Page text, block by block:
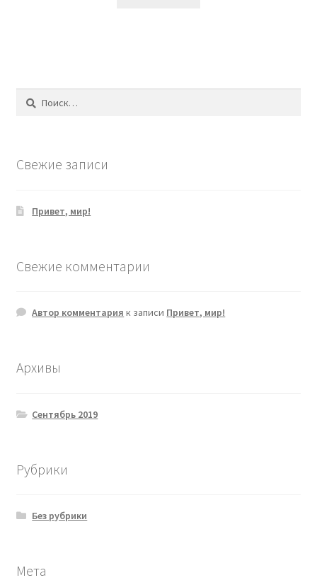
Найти:
Свежие записи
Привет, мир!
Свежие комментарии
Автор комментария к записи Привет, мир!
Архивы
Сентябрь 2019
Рубрики
Без рубрики
Мета